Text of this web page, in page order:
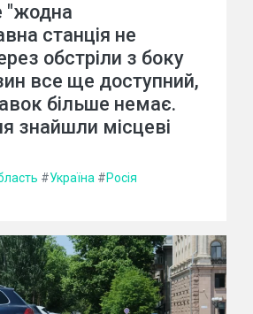
"жодна
станція не
обстріли з боку
все ще доступний,
більше немає.
знайшли місцеві
#Україна #Росія